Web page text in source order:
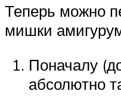
Теперь можно
мишки
Поначалу
абсолютно